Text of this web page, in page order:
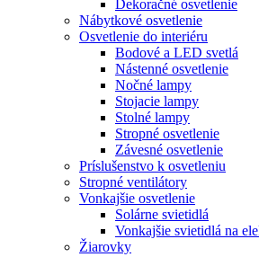
Dekoračné osvetlenie
Nábytkové osvetlenie
Osvetlenie do interiéru
Bodové a LED svetlá
Nástenné osvetlenie
Nočné lampy
Stojacie lampy
Stolné lampy
Stropné osvetlenie
Závesné osvetlenie
Príslušenstvo k osvetleniu
Stropné ventilátory
Vonkajšie osvetlenie
Solárne svietidlá
Vonkajšie svietidlá na
Žiarovky